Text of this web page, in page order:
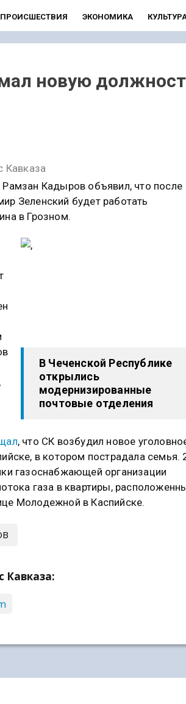
ПРОИСШЕСТВИЯ ЭКОНОМИКА
новую
Кавказа
Рамзан Кадыров объявил, что после
Зеленский будет работать
в Грозном.
В Чеченской Республике
открылись
модернизированные
почтовые отделения
, что СК возбудил новое
в котором пострадала семья.
газоснабжающей организации
газа в квартиры,
Молодежной в Каспийске.
Кавказа: